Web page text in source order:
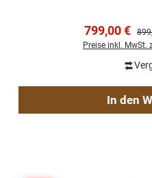
799,00 €
Preise inkl. MwSt.
In den